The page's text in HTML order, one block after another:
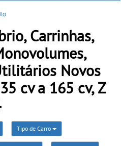
Carrinhas,
Novos
cv a 165 cv, Z
Tipo de Carro